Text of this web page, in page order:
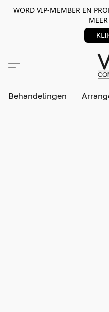
WORD VIP-MEMBER EN
Behandelingen